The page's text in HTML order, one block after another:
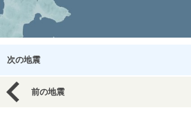
次の地震
前の地震